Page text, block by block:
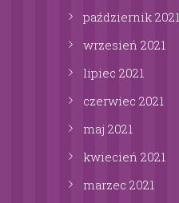
październik 2021
wrzesień 2021
lipiec 2021
czerwiec 2021
maj 2021
kwiecień 2021
marzec 2021